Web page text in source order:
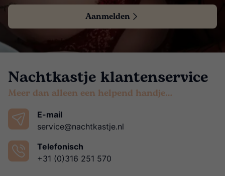
Aanmelden
Nachtkastje klantenservice
Meer dan alleen een helpend handje…
E-mail
service@nachtkastje.nl
Telefonisch
+31 (0)316 251 570